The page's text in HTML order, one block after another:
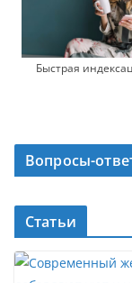
Быстрая
Вопросы-
Статьи